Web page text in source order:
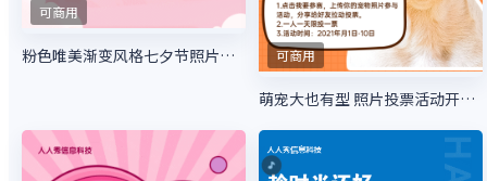
可商用
粉色唯美渐变风格七夕节照片投票活动 可商用
萌宠大也有型 照片投票活动开始啦